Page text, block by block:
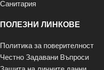
Санитария
ПОЛЕЗНИ ЛИНКОВЕ
Политика за поверителност
Честно Задавани Въпроси